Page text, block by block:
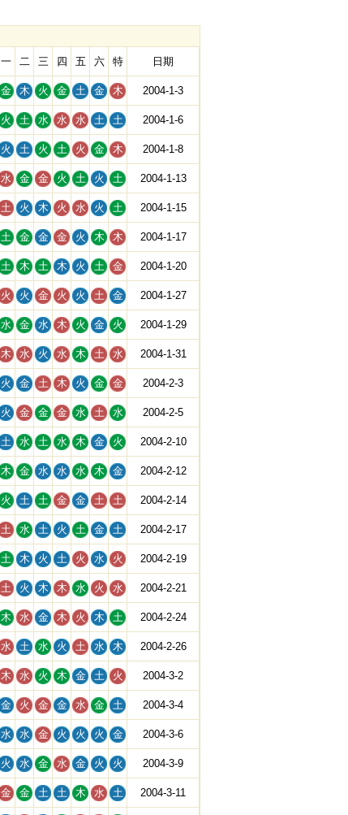
一 二 三 四 五 六 特 日期
金 木 火 金 土 金 木 2004-1-3
火 土 水 水 水 土 土 2004-1-6
火 土 火 土 火 金 木 2004-1-8
水 金 金 火 土 火 土 2004-1-13
土 火 木 火 水 火 土 2004-1-15
土 金 金 金 火 木 木 2004-1-17
土 木 土 木 火 土 金 2004-1-20
火 火 金 火 火 土 金 2004-1-27
水 金 水 木 火 金 火 2004-1-29
木 水 火 水 木 土 水 2004-1-31
火 金 土 木 火 金 金 2004-2-3
火 金 金 金 水 土 水 2004-2-5
土 水 土 水 木 金 火 2004-2-10
木 金 水 水 水 木 金 2004-2-12
火 土 土 金 金 土 土 2004-2-14
土 水 土 火 土 金 土 2004-2-17
土 木 火 土 火 水 火 2004-2-19
土 火 木 木 水 火 水 2004-2-21
木 水 金 木 火 木 土 2004-2-24
水 土 水 火 土 水 木 2004-2-26
木 水 火 木 金 土 火 2004-3-2
金 火 金 金 水 金 土 2004-3-4
水 水 金 火 火 火 金 2004-3-6
火 水 金 水 金 火 火 2004-3-9
金 金 土 土 木 水 土 2004-3-11